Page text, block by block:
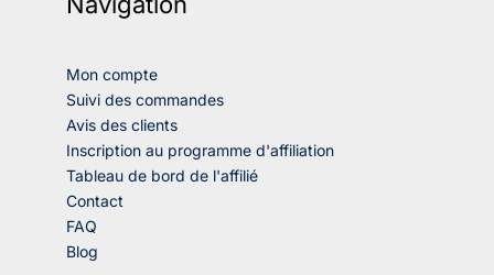
Mon compte
Suivi des commandes
Avis des clients
Inscription au programme d'affiliation
Tableau de bord de l'affilié
Contact
FAQ
Blog